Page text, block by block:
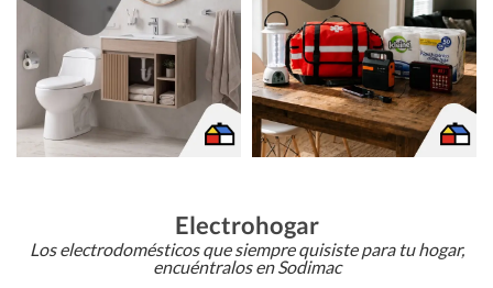
Electrohogar
Los electrodomésticos que siempre quisiste para tu hogar,
encuéntralos en Sodimac